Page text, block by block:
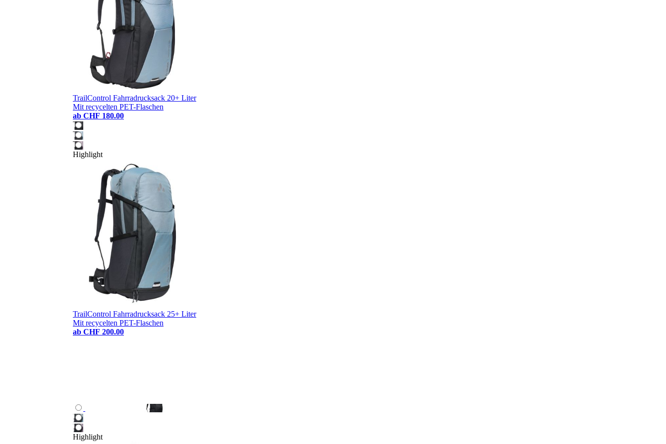
TrailControl Fahrradrucksack 20+ Liter
Mit recycelten PET-Flaschen
ab CHF 180.00
Highlight
TrailControl Fahrradrucksack 25+ Liter
Mit recycelten PET-Flaschen
ab CHF 200.00
Highlight